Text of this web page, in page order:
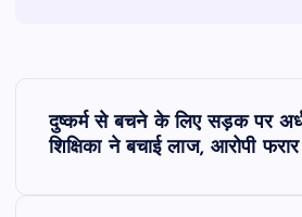
दुष्कर्म से बचने के लिए सड़क पर
शिक्षिका ने बचाई लाज, आरोपी फरार